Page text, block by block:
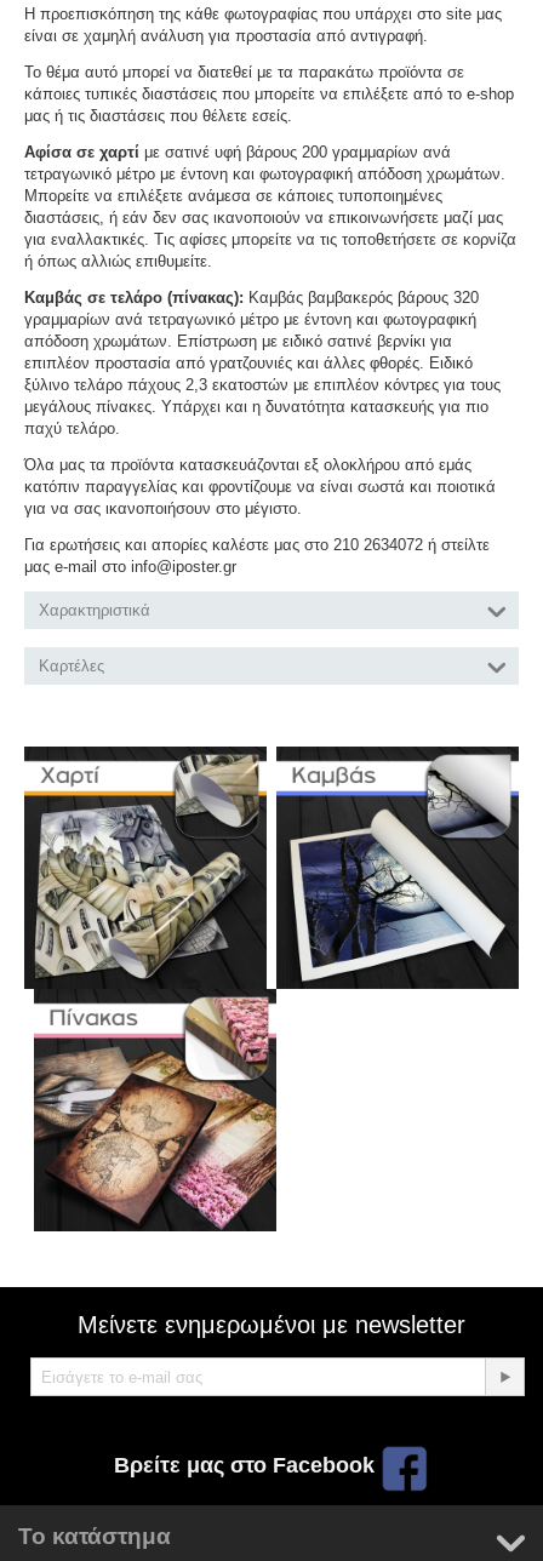
Η προεπισκόπηση της κάθε φωτογραφίας που υπάρχει στο site μας
είναι σε χαμηλή ανάλυση για προστασία από αντιγραφή.
Το θέμα αυτό μπορεί να διατεθεί με τα παρακάτω προϊόντα σε
κάποιες τυπικές διαστάσεις που μπορείτε να επιλέξετε από το e-shop
μας ή τις διαστάσεις που θέλετε εσείς.
Αφίσα σε χαρτί με σατινέ υφή βάρους 200 γραμμαρίων ανά
τετραγωνικό μέτρο με έντονη και φωτογραφική απόδοση χρωμάτων.
Μπορείτε να επιλέξετε ανάμεσα σε κάποιες τυποποιημένες
διαστάσεις, ή εάν δεν σας ικανοποιούν να επικοινωνήσετε μαζί μας
για εναλλακτικές. Τις αφίσες μπορείτε να τις τοποθετήσετε σε κορνίζα
ή όπως αλλιώς επιθυμείτε.
Καμβάς σε τελάρο (πίνακας): Καμβάς βαμβακερός βάρους 320
γραμμαρίων ανά τετραγωνικό μέτρο με έντονη και φωτογραφική
απόδοση χρωμάτων. Επίστρωση με ειδικό σατινέ βερνίκι για
επιπλέον προστασία από γρατζουνιές και άλλες φθορές. Ειδικό
ξύλινο τελάρο πάχους 2,3 εκατοστών με επιπλέον κόντρες για τους
μεγάλους πίνακες. Υπάρχει και η δυνατότητα κατασκευής για πιο
παχύ τελάρο.
Όλα μας τα προϊόντα κατασκευάζονται εξ ολοκλήρου από εμάς
κατόπιν παραγγελίας και φροντίζουμε να είναι σωστά και ποιοτικά
για να σας ικανοποιήσουν στο μέγιστο.
Για ερωτήσεις και απορίες καλέστε μας στο 210 2634072 ή στείλτε
μας e-mail στο info@iposter.gr
Χαρακτηριστικά
Καρτέλες
Μείνετε ενημερωμένοι με newsletter
Βρείτε μας στο Facebook
Το κατάστημα